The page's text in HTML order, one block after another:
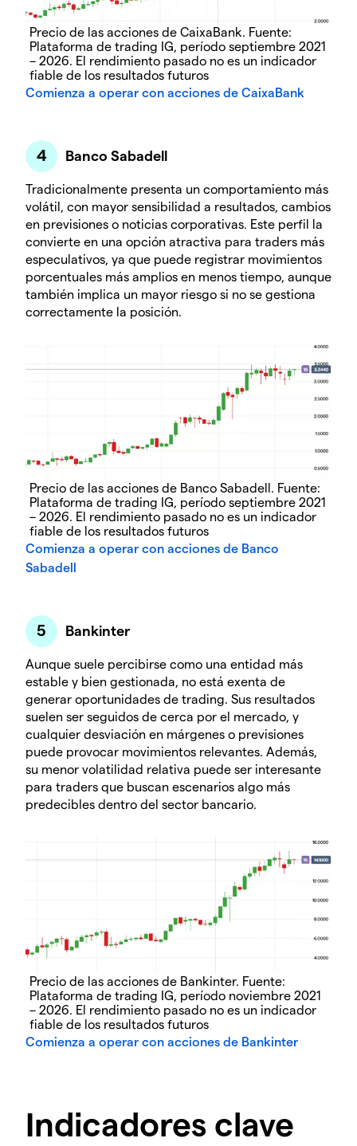
Precio de las acciones de CaixaBank. Fuente:
Plataforma de trading IG, período septiembre 2021
– 2026. El rendimiento pasado no es un indicador
fiable de los resultados futuros
Comienza a operar con acciones de CaixaBank
Banco Sabadell
Tradicionalmente presenta un comportamiento más
volátil, con mayor sensibilidad a resultados, cambios
en previsiones o noticias corporativas. Este perfil la
convierte en una opción atractiva para traders más
especulativos, ya que puede registrar movimientos
porcentuales más amplios en menos tiempo, aunque
también implica un mayor riesgo si no se gestiona
correctamente la posición.
Precio de las acciones de Banco Sabadell. Fuente:
Plataforma de trading IG, período septiembre 2021
– 2026. El rendimiento pasado no es un indicador
fiable de los resultados futuros
Comienza a operar con acciones de Banco
Sabadell
Bankinter
Aunque suele percibirse como una entidad más
estable y bien gestionada, no está exenta de
generar oportunidades de trading. Sus resultados
suelen ser seguidos de cerca por el mercado, y
cualquier desviación en márgenes o previsiones
puede provocar movimientos relevantes. Además,
su menor volatilidad relativa puede ser interesante
para traders que buscan escenarios algo más
predecibles dentro del sector bancario.
Precio de las acciones de Bankinter. Fuente:
Plataforma de trading IG, período noviembre 2021
– 2026. El rendimiento pasado no es un indicador
fiable de los resultados futuros
Comienza a operar con acciones de Bankinter
Indicadores clave